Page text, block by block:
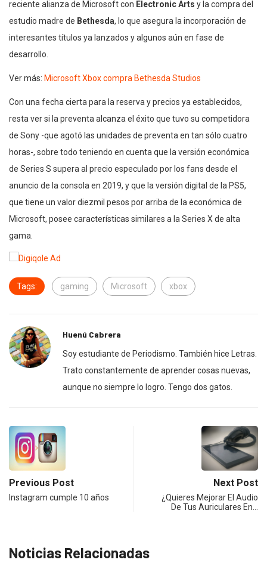
reciente alianza de Microsoft con Electronic Arts y la compra del
estudio madre de Bethesda, lo que asegura la incorporación de
interesantes títulos ya lanzados y algunos aún en fase de
desarrollo.
Ver más: Microsoft Xbox compra Bethesda Studios
Con una fecha cierta para la reserva y precios ya establecidos,
resta ver si la preventa alcanza el éxito que tuvo su competidora
de Sony -que agotó las unidades de preventa en tan sólo cuatro
horas-, sobre todo teniendo en cuenta que la versión económica
de Series S supera al precio especulado por los fans desde el
anuncio de la consola en 2019, y que la versión digital de la PS5,
que tiene un valor diezmil pesos por arriba de la económica de
Microsoft, posee características similares a la Series X de alta
gama.
Tags: gaming Microsoft xbox
Huenú Cabrera
Soy estudiante de Periodismo. También hice Letras.
Trato constantemente de aprender cosas nuevas,
aunque no siempre lo logro. Tengo dos gatos.
Previous Post
Instagram cumple 10 años
Next Post
¿Quieres Mejorar El Audio
De Tus Auriculares En…
Noticias Relacionadas